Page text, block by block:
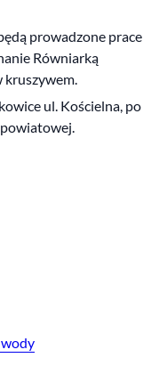
prowadzone prace
Równiarką
kruszywem.
ul. Kościelna, po